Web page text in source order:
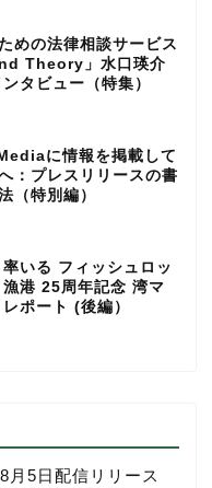
めの法律相談サービス
Theory」水口瑛介
タビュー（特集）
に情報を掲載して
：プレスリリースの書
（特別編）
いる フィッシュロッ
漁港 25周年記念 湾マ
ポート (後編）
月5日配信リリース